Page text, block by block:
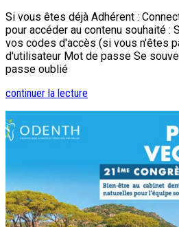
Si vous êtes déjà Adhérent :
pour accéder au contenu souhaité
vos codes d'accès (si vous n'êtes
d'utilisateur Mot de passe Se
passe oublié
continuer la lecture